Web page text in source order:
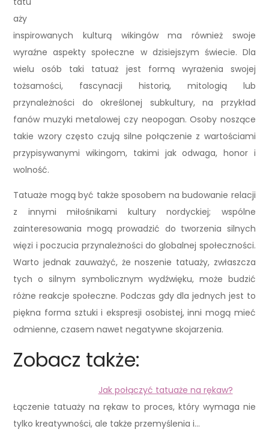
aży
inspirowanych kulturą wikingów ma również swoje
wyraźne aspekty społeczne w dzisiejszym świecie. Dla
wielu osób taki tatuaż jest formą wyrażenia swojej
tożsamości, fascynacji historią, mitologią lub
przynależności do określonej subkultury, na przykład
fanów muzyki metalowej czy neopogan. Osoby noszące
takie wzory często czują silne połączenie z wartościami
przypisywanymi wikingom, takimi jak odwaga, honor i
wolność.
Tatuaże mogą być także sposobem na budowanie relacji
z innymi miłośnikami kultury nordyckiej; wspólne
zainteresowania mogą prowadzić do tworzenia silnych
więzi i poczucia przynależności do globalnej społeczności.
Warto jednak zauważyć, że noszenie tatuaży, zwłaszcza
tych o silnym symbolicznym wydźwięku, może budzić
różne reakcje społeczne. Podczas gdy dla jednych jest to
piękna forma sztuki i ekspresji osobistej, inni mogą mieć
odmienne, czasem nawet negatywne skojarzenia.
Zobacz także:
Jak połączyć tatuaże na rękaw?
Łączenie tatuaży na rękaw to proces, który wymaga nie
tylko kreatywności, ale także przemyślenia i…